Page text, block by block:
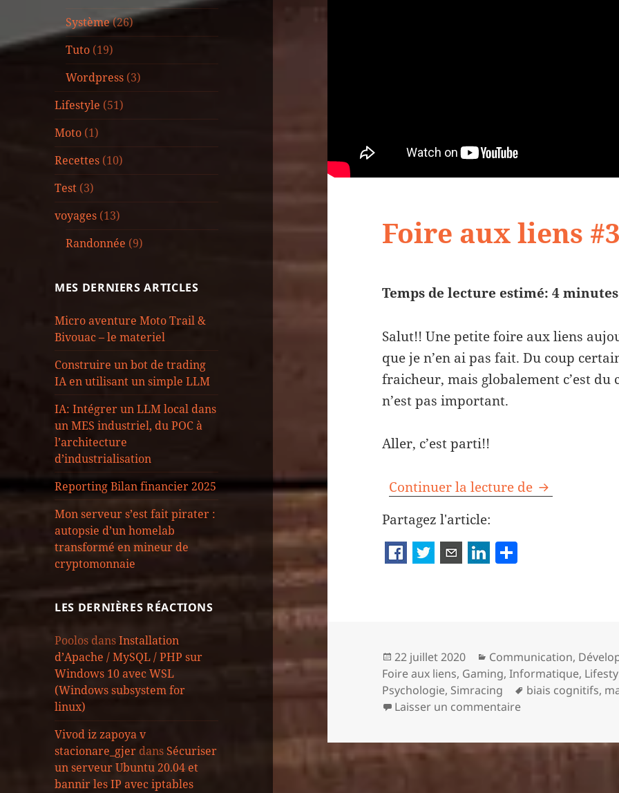
Système(26)
Tuto (19)
Wordpress (3)
Lifestyle (51)
Moto (1)
Recettes (10)
Test (3)
voyages (13)
Randonnée (9)
MES DERNIERS ARTICLES
Micro aventure Moto Trail &
Bivouac – le materiel
Construire un bot de trading
IA en utilisant un simple LLM
IA: Intégrer un LLM local dans
un MES industriel, du POC à
l’architecture
d’industrialisation
Reporting Bilan financier 2025
Mon serveur s’est fait pirater :
autopsie d’un homelab
transformé en mineur de
cryptomonnaie
LES DERNIÈRES RÉACTIONS
Poolos dansInstallation
d’Apache / MySQL / PHP sur
Windows 10 avec WSL
(Windows subsystem for
linux)
Vivod iz zapoya v
stacionare_gjer dansSécuriser
un serveur Ubuntu 20.04 et
bannir les IP avec iptables
Foire aux liens
Temps de lecture estimé: 4 minutes
Salut!! Une petite foire aux liens
que je n’en ai pas fait. Du coup
fraicheur, mais globalement c’est
n’est pas important.
Aller, c’est parti!!
Continuer la lecture de Foire aux
Partagez l'article:
er
Publié
le
22 juillet 2020 Catégories
Communication,
Foire aux liens, Gaming,Informatique,
Psychologie, Simracing
Mots-
biais cognitifs,
Laisser un commentairesur Foire aux liens